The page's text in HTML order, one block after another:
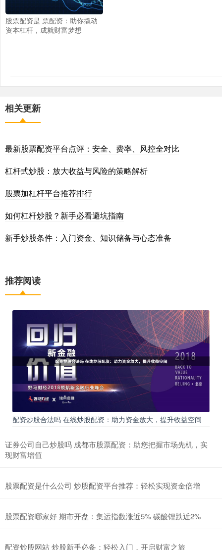
股票配资是 票配资：助你撬动
资本杠杆，成就财富梦想
相关更新
最新股票配资平台点评：安全、费率、风控全对比
杠杆式炒股：放大收益与风险的策略解析
股票加杠杆平台推荐排行
如何杠杆炒股？新手必看避坑指南
新手炒股条件：入门资金、知识储备与心态准备
推荐阅读
配资炒股合法吗 在线炒股配资：助力资金放大，提升收益空间
证券公司自己炒股吗 成都市股票配资：助您把握市场先机，实
现财富增值
股票配资是什么公司 炒股配资平台推荐：轻松实现资金倍增
股票配资哪家好 期市开盘：集运指数涨近5% 碳酸锂跌近2%
配资炒股网站 炒股新手必备：轻松入门，开启财富之旅